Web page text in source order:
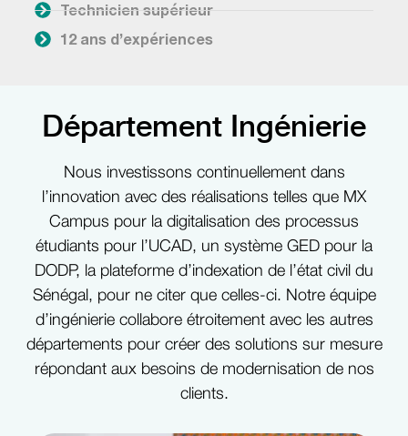
Technicien supérieur
12 ans d’expériences
Département Ingénierie
Nous investissons continuellement dans
l’innovation avec des réalisations telles que MX
Campus pour la digitalisation des processus
étudiants pour l’UCAD, un système GED pour la
DODP, la plateforme d’indexation de l’état civil du
Sénégal, pour ne citer que celles-ci. Notre équipe
d’ingénierie collabore étroitement avec les autres
départements pour créer des solutions sur mesure
répondant aux besoins de modernisation de nos
clients.